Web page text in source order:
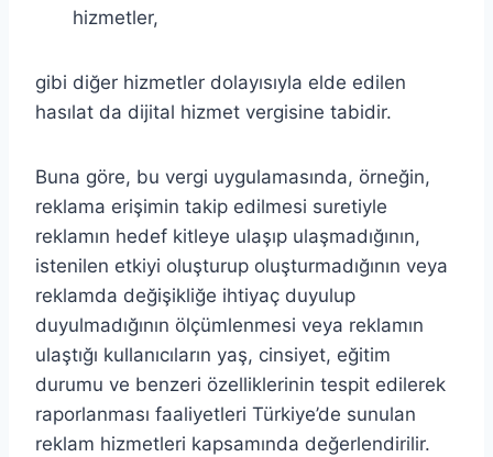
hizmetler,
gibi diğer hizmetler dolayısıyla elde edilen
hasılat da dijital hizmet vergisine tabidir.
Buna göre, bu vergi uygulamasında, örneğin,
reklama erişimin takip edilmesi suretiyle
reklamın hedef kitleye ulaşıp ulaşmadığının,
istenilen etkiyi oluşturup oluşturmadığının veya
reklamda değişikliğe ihtiyaç duyulup
duyulmadığının ölçümlenmesi veya reklamın
ulaştığı kullanıcıların yaş, cinsiyet, eğitim
durumu ve benzeri özelliklerinin tespit edilerek
raporlanması faaliyetleri Türkiye’de sunulan
reklam hizmetleri kapsamında değerlendirilir.